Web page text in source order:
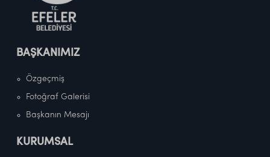
BAŞKANIMIZ
Özgeçmiş
Fotoğraf Galerisi
Başkanın Mesajı
KURUMSAL